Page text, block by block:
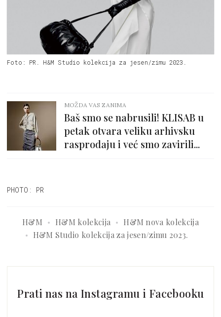
Foto: PR. H&M Studio kolekcija za jesen/zimu 2023.
MOŽDA VAS ZANIMA
Baš smo se nabrusili! KLISAB u
petak otvara veliku arhivsku
rasprodaju i već smo zavirili...
PHOTO: PR
H&M H&M kolekcija
H&M nova kolekcija
H&M Studio kolekcija za jesen/zimu 2023.
Prati nas na Instagramu i Facebooku